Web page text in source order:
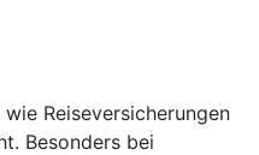
Reiseversicherungen
Besonders bei